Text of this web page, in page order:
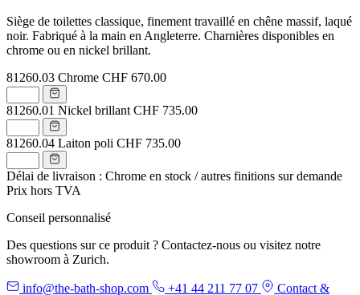
Siège de toilettes classique, finement travaillé en chêne massif, laqué
noir. Fabriqué à la main en Angleterre. Charnières disponibles en
chrome ou en nickel brillant.
81260.03 Chrome CHF 670.00
81260.01 Nickel brillant CHF 735.00
81260.04 Laiton poli CHF 735.00
Délai de livraison : Chrome en stock / autres finitions sur demande
Prix hors TVA
Conseil personnalisé
Des questions sur ce produit ? Contactez-nous ou visitez notre
showroom à Zurich.
info@the-bath-shop.com +41 44 211 77 07
Contact &